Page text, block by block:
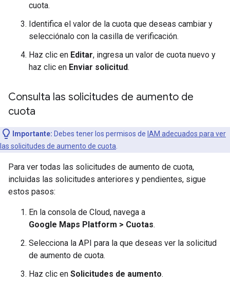
cuota.
Identifica el valor de la cuota que deseas cambiar y
selecciónalo con la casilla de verificación.
Haz clic en Editar, ingresa un valor de cuota nuevo y
haz clic en Enviar solicitud.
Consulta las solicitudes de aumento de
cuota
Importante: Debes tener los permisos de IAM adecuados para ver
las solicitudes de aumento de cuota
Para ver todas las solicitudes de aumento de cuota,
incluidas las solicitudes anteriores y pendientes, sigue
estos pasos:
En la consola de Cloud, navega a
Google Maps Platform > Cuotas.
Selecciona la API para la que deseas ver la solicitud
de aumento de cuota.
Haz clic en Solicitudes de aumento.